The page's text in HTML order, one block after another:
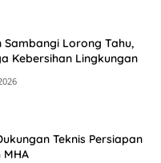
Lorong Tahu,
Kebersihan Lingkungan
Teknis Persiapan